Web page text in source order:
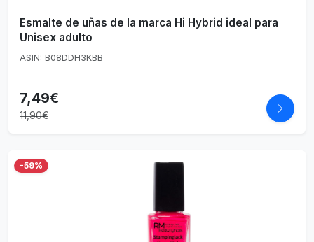
Esmalte de uñas de la marca Hi Hybrid ideal para
Unisex adulto
ASIN: B08DDH3KBB
7,49€
11,90€
-59%